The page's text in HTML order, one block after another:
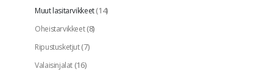
Muut lasitarvikkeet(14)
Oheistarvikkeet(8)
Ripustusketjut(7)
Valaisinjalat(16)